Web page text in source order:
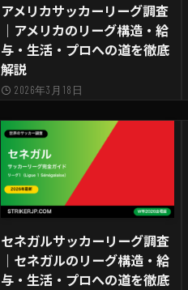
アメリカサッカーリーグ調査
｜アメリカのリーグ構造・給
与・生活・プロへの道を徹底
解説
2026年3月18日
セネガルサッカーリーグ調査
｜セネガルのリーグ構造・給
与・生活・プロへの道を徹底